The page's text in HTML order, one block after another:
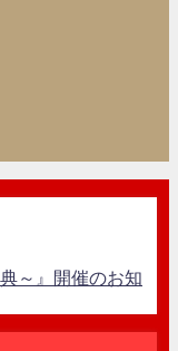
～』開催のお知